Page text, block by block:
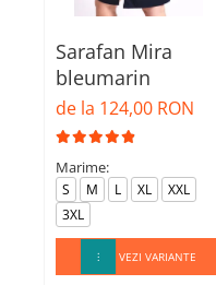
Sarafan Mira
bleumarin
de la 124,00 RON
Marime:
S M L XL
XXL
3XL
VEZI VARIANTE